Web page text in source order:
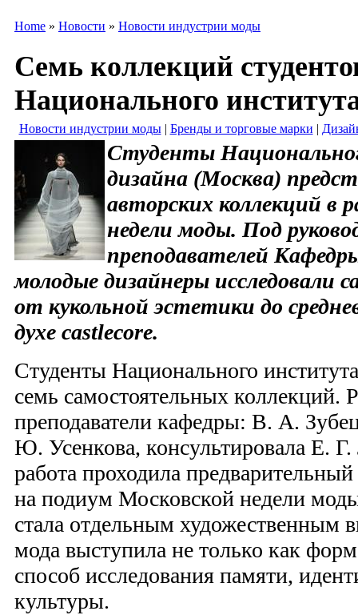
Home » Новости » Новости индустрии моды
Семь коллекций
Национального
Новости индустрии моды| Бренды и торговые марки |
Студенты
дизайна (Москва)
авторских коллекций в
недели моды. Под
преподавателей
молодые дизайнеры исследовали
от кукольной эстетики до
духе castlecore.
Студенты Национального
семь самостоятельных коллекций.
преподаватели кафедры: В. А.
Ю. Усенкова, консультировала Е.
работа проходила
на подиум Московской недели
стала отдельным художественным
мода выступила не только как
способ исследования памяти,
культуры.